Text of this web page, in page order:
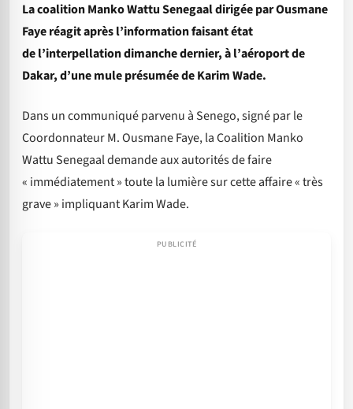
La coalition Manko Wattu Senegaal dirigée par Ousmane
Faye réagit après l’information faisant état
de l’interpellation dimanche dernier, à l’aéroport de
Dakar, d’une mule présumée de Karim Wade.
Dans un communiqué parvenu à Senego, signé par le
Coordonnateur M. Ousmane Faye, la Coalition Manko
Wattu Senegaal demande aux autorités de faire
« immédiatement » toute la lumière sur cette affaire « très
grave » impliquant Karim Wade.